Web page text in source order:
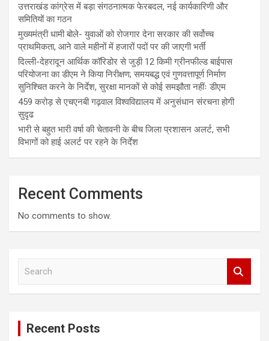
उत्तराखंड कांग्रेस में बड़ा संगठनात्मक फेरबदल, नई कार्यकारिणी और
समितियों का गठन
मुख्यमंत्री धामी बोले- युवाओं को रोजगार देना सरकार की सर्वोच्च
प्राथमिकता, आने वाले महीनों में हजारों पदों पर की जाएगी भर्ती
दिल्ली-देहरादून आर्थिक कॉरिडोर से जुड़ी 12 किमी ग्रीनफील्ड बाईपास
परियोजना का डीएम ने किया निरीक्षण; समयबद्ध एवं गुणवत्तापूर्ण निर्माण
सुनिश्चित करने के निर्देश, सुरक्षा मानकों से कोई समझौता नहींः डीएम
459 करोड़ से एचएनबी गढ़वाल विश्वविद्यालय में अनुसंधान संरचना होगी
सुदृढ
भारी से बहुत भारी वर्षा की चेतावनी के बीच जिला प्रशासन अलर्ट, सभी
विभागों को हाई अलर्ट पर रहने के निर्देश
Recent Comments
No comments to show.
Recent Posts